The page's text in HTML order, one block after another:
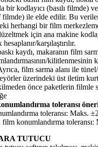
bir kodlayıcı (basılı filmde)
filmde) ile elde edilir. Bu
herhangi bir film
için ana makine
karşılaştırılır.
kaydı, makaranın film
kilitlenmesinin
film sarma alanı ile
üzerindeki üst iletim
önce paketlerin filmle
toleransı
toleransı: Maks.
film konumlandırma
TUTUCU